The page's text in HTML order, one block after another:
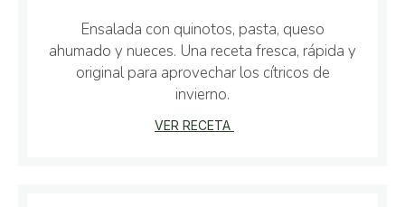
Ensalada con quinotos, pasta, queso
ahumado y nueces. Una receta fresca, rápida y
original para aprovechar los cítricos de
invierno.
VER RECETA